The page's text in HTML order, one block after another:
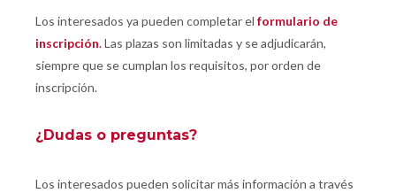
Los interesados ya pueden completar el formulario de
inscripción.Las plazas son limitadas y se adjudicarán,
siempre que se cumplan los requisitos, por orden de
inscripción.
¿Dudas o preguntas?
Los interesados pueden solicitar más información a través